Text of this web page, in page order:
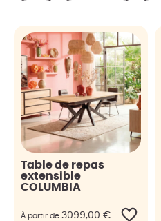
Table de repas
extensible
COLUMBIA
À partir de 3099,00 €